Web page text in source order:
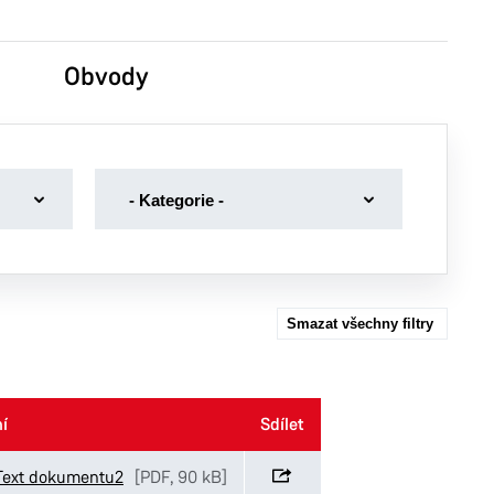
Obvody
Kategorie
- Kategorie -
Smazat všechny filtry
Sdílet
dokumentu2 [PDF, 90 kB]
Sdílet